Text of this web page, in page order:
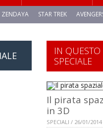
ZENDAYA STAR TREK
IN QUESTO
SPECIALE
Il pirata
in 3D
SPECIALI / 26/01/2014